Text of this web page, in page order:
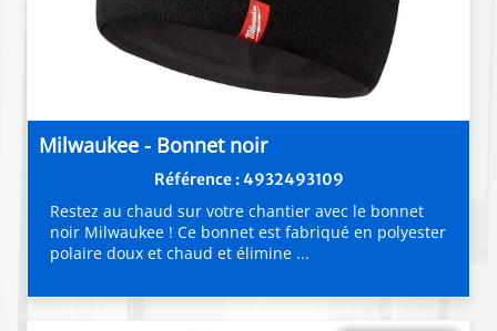
Milwaukee - Bonnet noir
Référence : 4932493109
Restez au chaud sur votre chantier avec le bonnet
noir Milwaukee ! Ce bonnet est fabriqué en polyester
polaire doux et chaud et élimine ...